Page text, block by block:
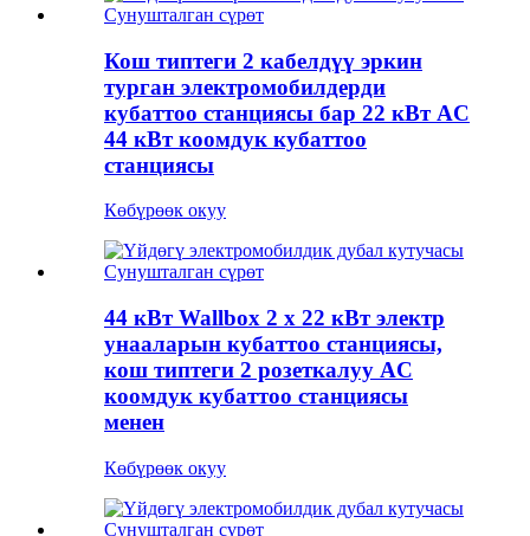
Кош типтеги 2 кабелдүү эркин
турган электромобилдерди
кубаттоо станциясы бар 22 кВт AC
44 кВт коомдук кубаттоо
станциясы
Көбүрөөк окуу
44 кВт Wallbox 2 x 22 кВт электр
унааларын кубаттоо станциясы,
кош типтеги 2 розеткалуу AC
коомдук кубаттоо станциясы
менен
Көбүрөөк окуу